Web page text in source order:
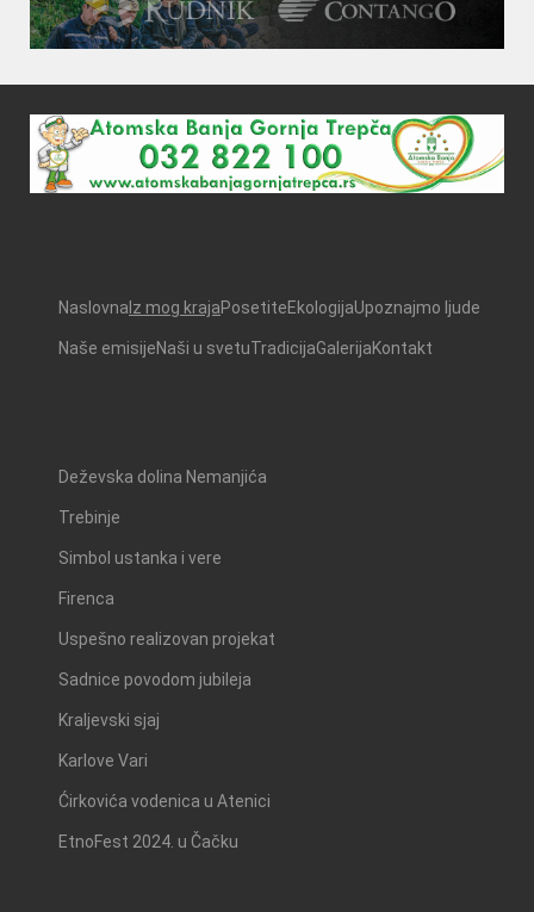
Naslovna Iz mog krajaPosetiteEkologijaUpoznajmo ljude
Naše emisijeNaši u svetuTradicijaGalerijaKontakt
Deževska dolina Nemanjića
Trebinje
Simbol ustanka i vere
Firenca
Uspešno realizovan projekat
Sadnice povodom jubileja
Kraljevski sjaj
Karlove Vari
Ćirkovića vodenica u Atenici
EtnoFest 2024. u Čačku